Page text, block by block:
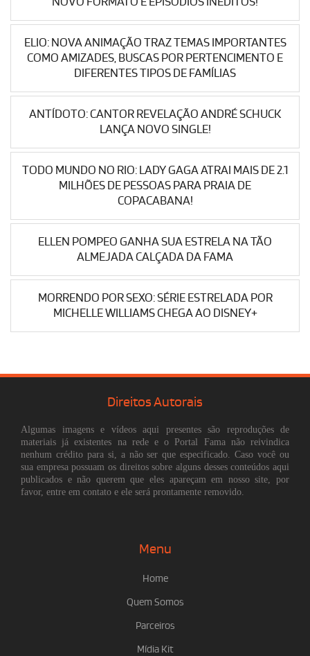
ELIO: NOVA ANIMAÇÃO TRAZ TEMAS IMPORTANTES
COMO AMIZADES, BUSCAS POR PERTENCIMENTO E
DIFERENTES TIPOS DE FAMÍLIAS
ANTÍDOTO: CANTOR REVELAÇÃO ANDRÉ SCHUCK
LANÇA NOVO SINGLE!
TODO MUNDO NO RIO: LADY GAGA ATRAI MAIS DE 2.1
MILHÕES DE PESSOAS PARA PRAIA DE
COPACABANA!
ELLEN POMPEO GANHA SUA ESTRELA NA TÃO
ALMEJADA CALÇADA DA FAMA
MORRENDO POR SEXO: SÉRIE ESTRELADA POR
MICHELLE WILLIAMS CHEGA AO DISNEY+
Direitos Autorais
Algumas imagens e vídeos aqui presentes são reproduções de
materiais já existentes na rede e o Portal Fama não reivindica
nenhum crédito para si, a não ser que especificado. Caso você ou
sua empresa possuam os direitos sobre alguns desses conteúdos aqui
publicados e não querem que eles apareçam em nosso site, por
favor, entre em contato e ele será prontamente removido.
Menu
Home
Quem Somos
Parceiros
Mídia Kit